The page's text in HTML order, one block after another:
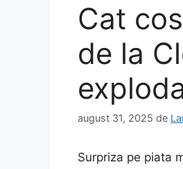
Cat
de la
august 31, 2025 de
Surpriza pe piata